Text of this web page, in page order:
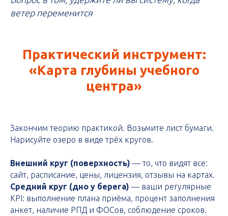
ветер переменится
Практический инструмент:
«Карта глубины учебного
центра»
Закончим теорию практикой. Возьмите лист бумаги.
Нарисуйте озеро в виде трёх кругов.
Внешний круг (поверхность) — то, что видят все:
сайт, расписание, цены, лицензия, отзывы на картах.
Средний круг (дно у берега) — ваши регулярные
KPI: выполнение плана приёма, процент заполнения
анкет, наличие РПД и ФОСов, соблюдение сроков.